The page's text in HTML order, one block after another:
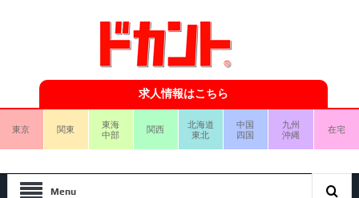
求人情報はこちら
東京 関東
東海
中部
関西
北海道
東北
中国
四国
九州
沖縄
在宅
Menu